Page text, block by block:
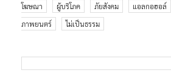
โฆษณา
ผู้บริโภค ภัยสังคม แอลกอฮอล์
ภาพยนตร์
ไม่เป็นธรรม